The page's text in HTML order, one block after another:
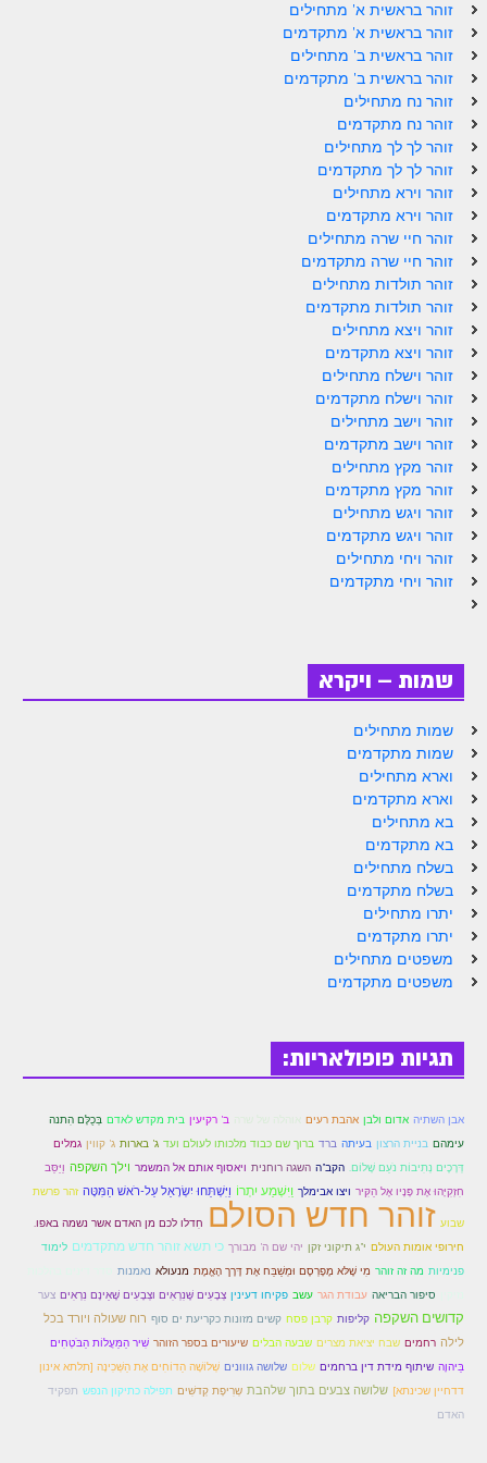
זוהר פנחס למתחילים
זוהר פנחס למתקדמים
ספר הזוהר – דברים
זוהר ואתחנן למתחילים
זוהר ואתחנן למתקדמים
זוהר עקב מתחילים
זוהר הקדוש עקב למתקדמים
זהר שופטים מתחילים
זוהר כי תצא מתחילים
זוהר כי תצא מתקדמים
זוהר וילך השקפה
זוהר וילך מתקדמים
תגיות ונושאים
אודות אתר הזוהר היומי
ספר הזוהר
גדולי ישראל על הזוהר
אפליקציית ספר הזוהר הקדוש
הקדשות על דיסקים
תרומות
לאתר הבית
לבלוג הרב
לדף היומי בתע"ס
הזמן סט זוהר
הזמן סט זוהר
ספרים להורדה
חנות ספרים
זוהר בראשית א' מתחילים
זוהר בראשית א' מתקדמים
זוהר בראשית ב' מתחילים
זוהר בראשית ב' מתקדמים
זוהר נח מתחילים
זוהר נח מתקדמים
זוהר לך לך מתחילים
זוהר לך לך מתקדמים
זוהר וירא מתחילים
זוהר וירא מתקדמים
זוהר חיי שרה מתחילים
זוהר חיי שרה מתקדמים
זוהר תולדות מתחילים
זוהר תולדות מתקדמים
זוהר ויצא מתחילים
זוהר ויצא מתקדמים
זוהר וישלח מתחילים
זוהר וישלח מתקדמים
זוהר וישב מתחילים
זוהר וישב מתקדמים
זוהר מקץ מתחילים
זוהר מקץ מתקדמים
זוהר ויגש מתחילים
זוהר ויגש מתקדמים
זוהר ויחי מתחילים
זוהר ויחי מתקדמים
שמות – ויקרא
שמות מתחילים
שמות מתקדמים
וארא מתחילים
וארא מתקדמים
בא מתחילים
בא מתקדמים
בשלח מתחילים
בשלח מתקדמים
יתרו מתחילים
יתרו מתקדמים
משפטים מתחילים
משפטים מתקדמים
תגיות פופולאריות:
אבן השתיה אדום ולבן אהבת רעים ב' רקיעין בית מקדש לאדם בְּכֻלָּם הִתנה
עימהם בניית הרצון בעיתה ברד ברוך שם כבוד מלכותו לעולם ועד ג' בארות ג' קווין גמלים
דְּרָכֶים נְתִיבוֹת נֹעַם שָׁלוֹם. הקב"ה השגה רוחנית ויאסוף אותם אל המשמר וילך השקפה וַיַּסֵּב
חִזְקִיָּהוּ אֶת פָּנָיו אֶל הַקִּיר ויצו אבימלך וַיִּשְׁמַע יִתְרוֹ וַיִּשְׁתַּחוּ יִשְׂרָאֵל עַל-רֹאשׁ הַמִּטָּה זהר פרשת
שבוע זוהר חדש הסולם חִדלו לכם מן האדם אשר נשמה באפו.
חירופי אומות העולם י"ג תיקוני זקן יהי שם ה' מבורך כי תשא זוהר חדש מתקדמים לימוד
פנימיות מה זה זוהר מִי שֶׁלּא מֶפָרְסֶם וּמְשַׁבַּח אֶת דֶּרֶך הָאֱמֶת מנעולא נאמנות
סיפור הבריאה עבודת הגר עשב פקיחו דעינין צְבָעִים שֶּׁנִרְאִים וצְבָעִים שֶׁאֵינָם נִרְאִים צער
קדושים השקפה קליפות קרבן פסח קשים מזונות כקריעת ים סוף רוח שעולה ויורד בכל
לילה רחמים שבח יציאת מצרים שבעה הבלים שיעורים בספר הזוהר שִׁיר הַמַּעֲלוֹת הַבֹּטְחִים
בַּיהוָה שיתוף מידת דין ברחמים שלום שלושה גווונים שְׁלוֹשָׁה הַדוֹחִים אֶת הַשְּׁכִינָה [תלתא אינון
דדחיין שכינתא] שלושה צבעים בתוך שלהבת שְרִיפָת קְדשִּׁים תפילה כתיקון הנפש תפקיד
האדם